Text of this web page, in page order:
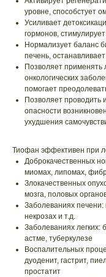
уровне, способстует
Усиливает
гормонов,
Нормализует баланс
печень,
Позволяет применять
онкологических
помогает
Позволяет проводить
опасности
ухудшения
Тиофан эффективен при
Доброкачественных
миомах, липомах,
Злокачественных
мозга, половых
Заболеваниях печени:
некрозах и т.д.
Заболеваниях легких:
астме, туберкулезе
Воспалительных
дуоденит, гастрит,
простатит